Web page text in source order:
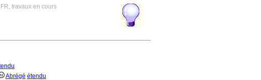
travaux en cours
Abrégé étendu